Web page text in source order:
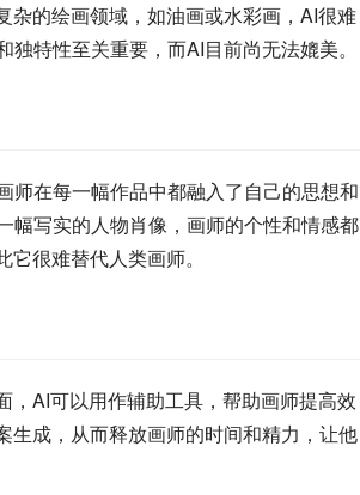
杂的绘画领域，如油画或水彩画，AI很难
特性至关重要，而AI目前尚无法媲美。
师在每一幅作品中都融入了自己的思想和
幅写实的人物肖像，画师的个性和情感都
很难替代人类画师。
AI可以用作辅助工具，帮助画师提高效
生成，从而释放画师的时间和精力，让他